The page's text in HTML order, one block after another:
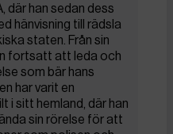
där han sedan dess
hänvisning till rädsla
staten. Från sin
fortsatt att leda och
som bär hans
har varit en
i sitt hemland, där han
sin rörelse för att